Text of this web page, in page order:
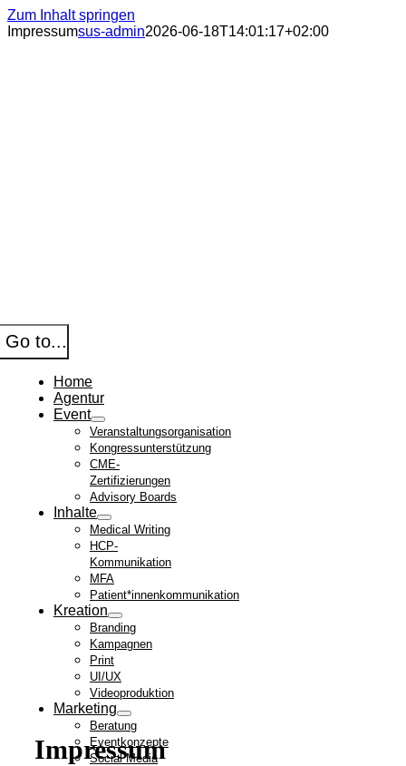
Zum Inhalt springen
Go to...
Home
Agentur
Event
Veranstaltungsorganisation
Kongressunterstützung
CME-
Zertifizierungen
Advisory Boards
Inhalte
Medical Writing
HCP-
Kommunikation
MFA
Patient*innenkommunikation
Kreation
Branding
Kampagnen
Print
UI/UX
Videoproduktion
Marketing
Beratung
Eventkonzepte
Social Media
Impressumsus-admin2026-06-18T14:01:17+02:00
Impressum